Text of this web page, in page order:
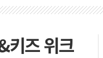
염 속 '자폭 드론' 첫 실사격…
기술자료 중국 계열사에 넘
화오션·에코프로비엠 등 '슈퍼
키즈 위크